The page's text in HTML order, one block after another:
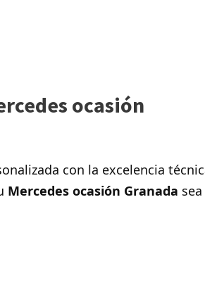
ocasión
con la excelencia
Mercedes ocasión Granada sea